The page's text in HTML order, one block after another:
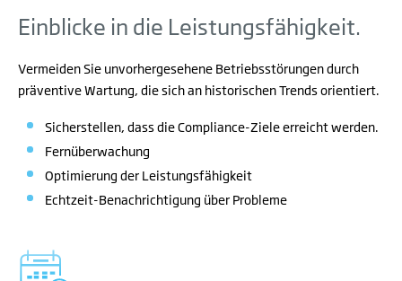
Einblicke in die Leistungsfähigkeit.
Vermeiden Sie unvorhergesehene Betriebsstörungen durch
präventive Wartung, die sich an historischen Trends orientiert.
Sicherstellen, dass die Compliance-Ziele erreicht werden.
Fernüberwachung
Optimierung der Leistungsfähigkeit
Echtzeit-Benachrichtigung über Probleme